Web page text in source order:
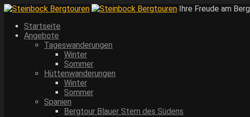
Ihre Freude am
Startseite
Angebote
Tageswanderungen
Winter
Sommer
Hüttenwanderungen
Winter
Sommer
Spanien
Bergtour Blauer Stern des Südens